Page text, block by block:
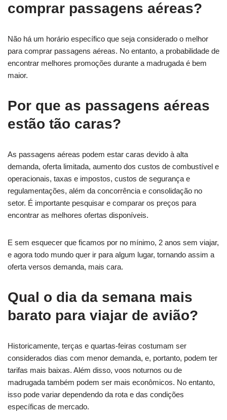
comprar passagens aéreas?
Não há um horário específico que seja considerado o melhor
para comprar passagens aéreas. No entanto, a probabilidade de
encontrar melhores promoções durante a madrugada é bem
maior.
Por que as passagens aéreas
estão tão caras?
As passagens aéreas podem estar caras devido à alta
demanda, oferta limitada, aumento dos custos de combustível e
operacionais, taxas e impostos, custos de segurança e
regulamentações, além da concorrência e consolidação no
setor. É importante pesquisar e comparar os preços para
encontrar as melhores ofertas disponíveis.
E sem esquecer que ficamos por no mínimo, 2 anos sem viajar,
e agora todo mundo quer ir para algum lugar, tornando assim a
oferta versos demanda, mais cara.
Qual o dia da semana mais
barato para viajar de avião?
Historicamente, terças e quartas-feiras costumam ser
considerados dias com menor demanda, e, portanto, podem ter
tarifas mais baixas. Além disso, voos noturnos ou de
madrugada também podem ser mais econômicos. No entanto,
isso pode variar dependendo da rota e das condições
específicas de mercado.